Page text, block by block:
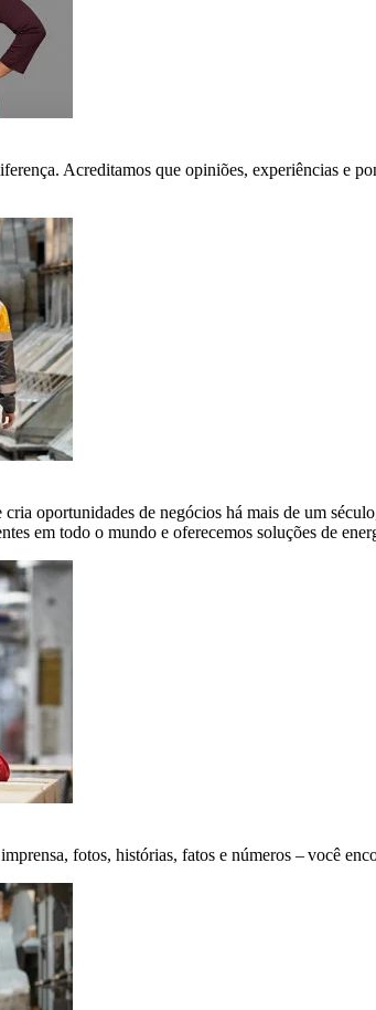
Acreditamos que opiniões, experiências e
oportunidades de negócios há mais de um
em todo o mundo e oferecemos soluções de
fotos, histórias, fatos e números – você